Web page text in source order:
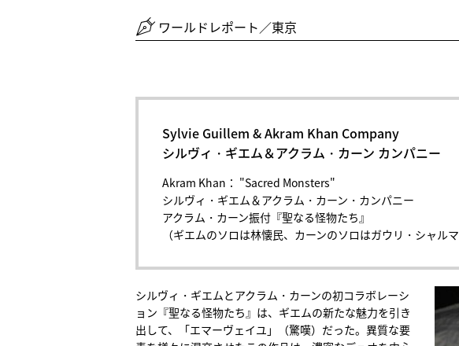
ワールドレポート／東京
Sylvie Guillem & Akram Khan Company
シルヴィ・ギエム＆アクラム・カーン カンパニー
Akram Khan： "Sacred Monsters"
シルヴィ・ギエム＆アクラム・カーン・カンパニー
アクラム・カーン振付『聖なる怪物たち』
（ギエムのソロは林懐民、カーンのソロはガウリ・シャル
シルヴィ・ギエムとアクラム・カーンの初コラボレーシ
ョン『聖なる怪物たち』は、ギエムの新たな魅力を引き
出して、「エマーヴェイユ」（驚嘆）だった。異質な要